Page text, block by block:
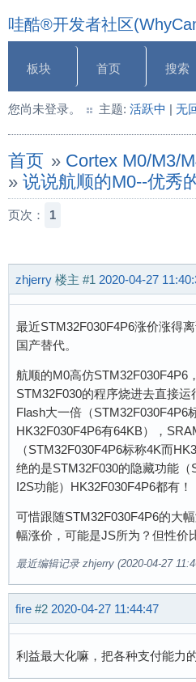
哇酷®开发者社区
板块 首页 搜索
您尚未登录。 主题: 活跃中 | 无
首页 » Cortex M0/M3/
» 说说航顺的M0--优秀
页次： 1
zhjerry 楼主 #1 2020-04-27
最近STM32F030F4P6涨价涨得
国产替代。
航顺的M0高仿STM32F030F4P6
STM32F030的程序烧进去直接运
Flash大一倍（STM32F030F4P6
HK32F030F4P6有64KB），
（STM32F030F4P6标称4K而
绝的是STM32F030的隐藏功能
I2S功能）HK32F030F4P6都有！
可惜跟随STM32F030F4P6的大
幅涨价，可能是JS所为？但性价
最近编辑记录 zhjerry (2020-04-27
fire #2 2020-04-27 11:44:47
利益最大化嘛，把各种支付能力